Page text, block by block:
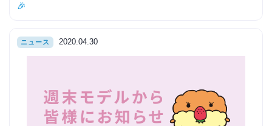
🎉
ニュース 2020.04.30